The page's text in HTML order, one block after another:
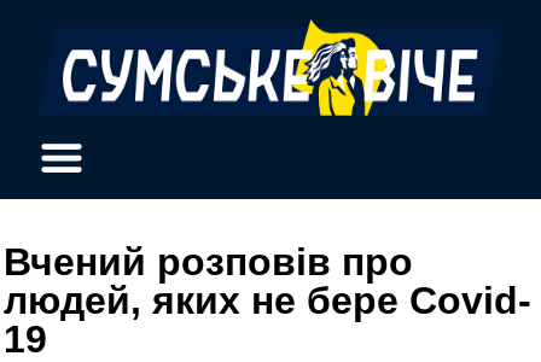
Вчений розповів про
людей, яких не бере Сovid-
19